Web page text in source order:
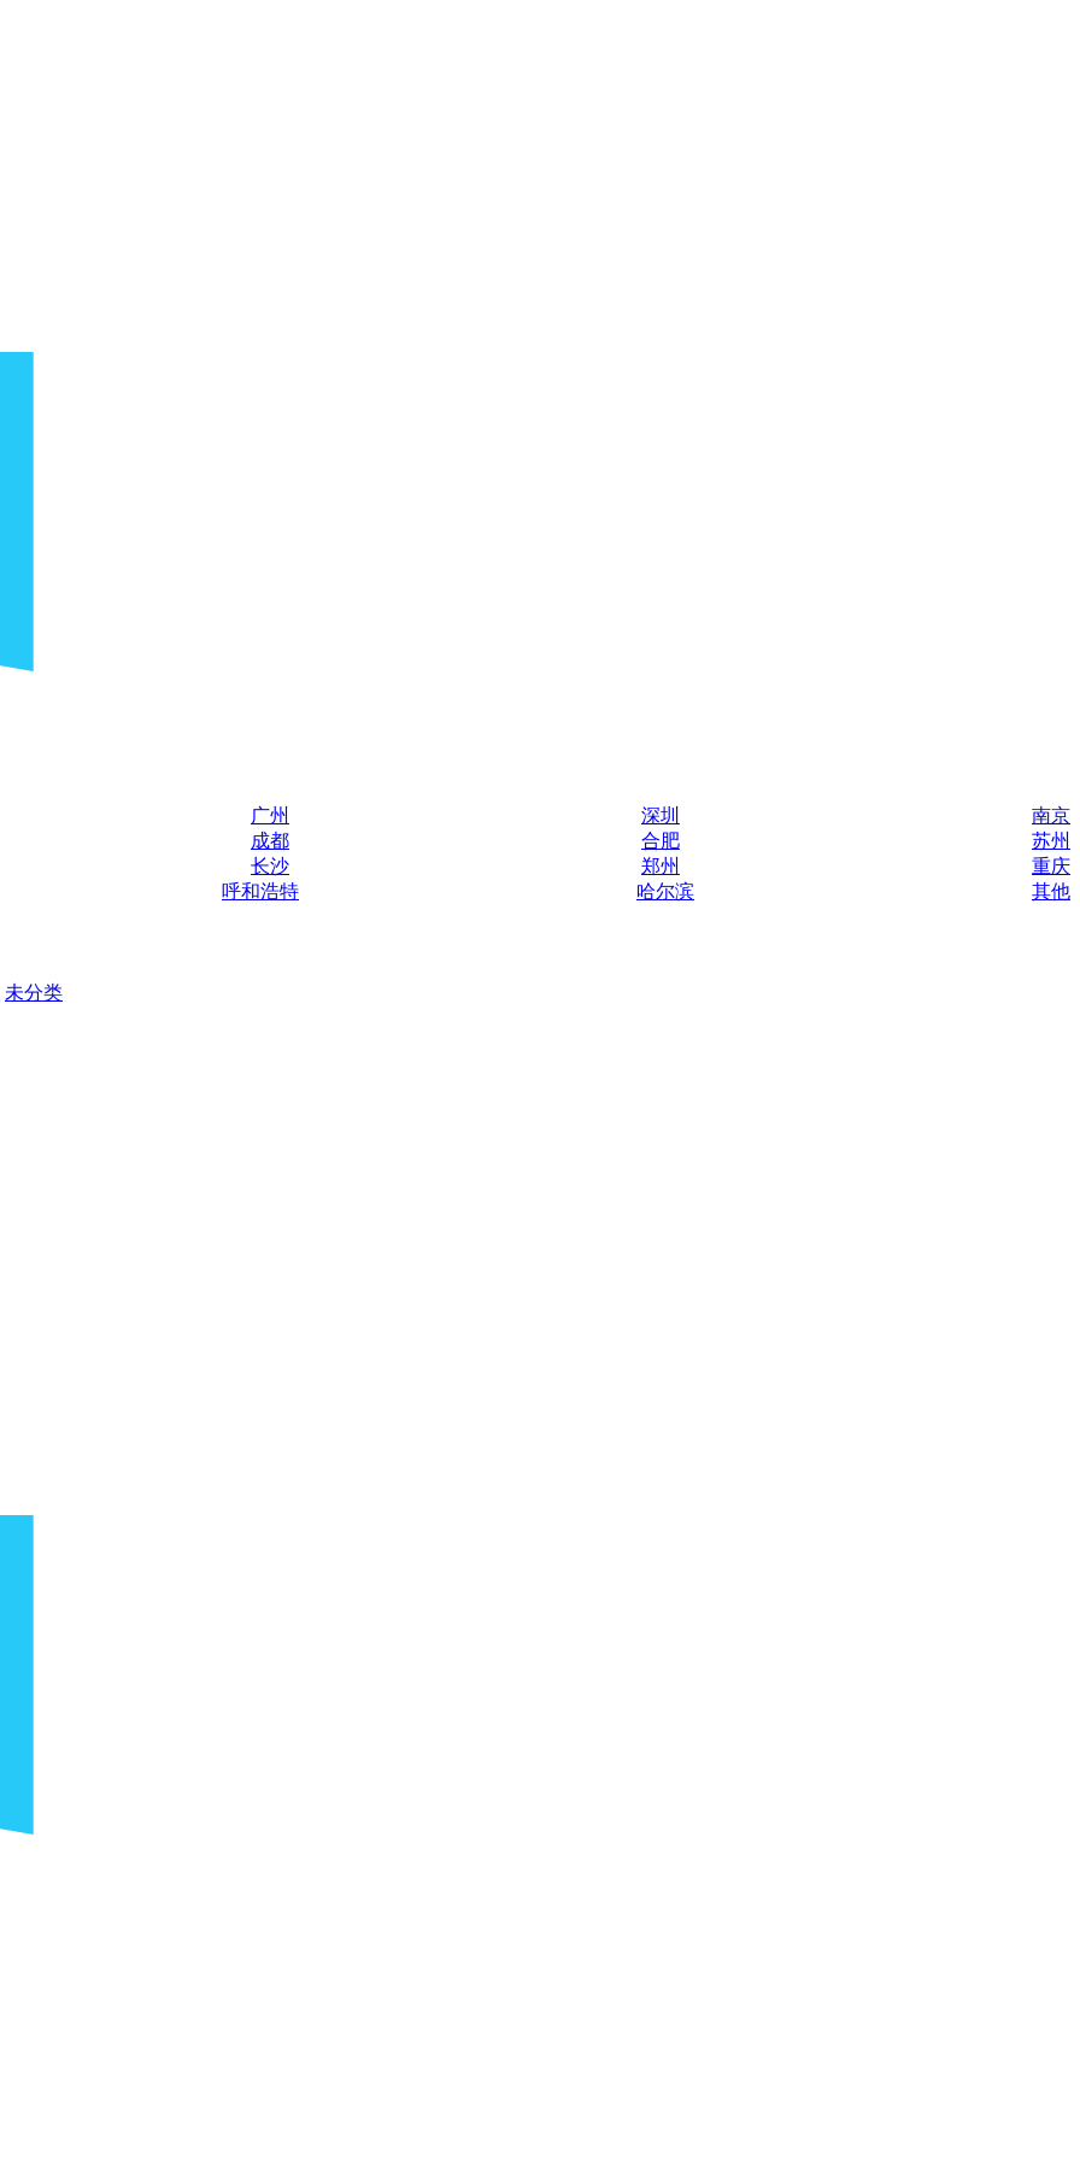
广州 深圳
南京
成都 合肥
苏州
长沙 郑州
重庆
呼和浩特 哈尔滨
其他
未分类